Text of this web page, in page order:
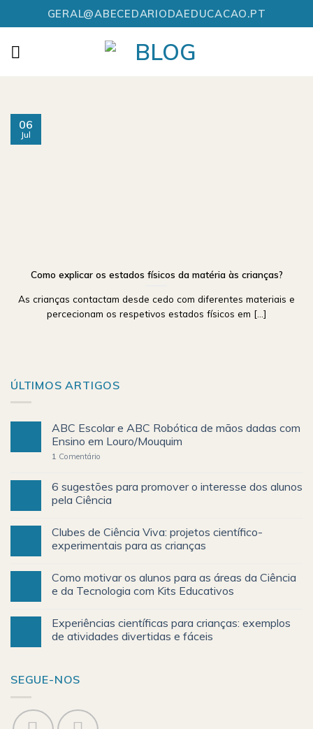
to
content
GERAL@ABECEDARIODAEDUCACAO.PT
Como explicar os estados físicos da matéria às crianças?
As crianças contactam desde cedo com diferentes materiais e
percecionam os respetivos estados físicos em [...]
06
Jul
ÚLTIMOS ARTIGOS
ABC Escolar e ABC Robótica de mãos dadas com
Ensino em Louro/Mouquim
1 Comentário
6 sugestões para promover o interesse dos alunos
pela Ciência
Clubes de Ciência Viva: projetos científico-
experimentais para as crianças
Como motivar os alunos para as áreas da Ciência
e da Tecnologia com Kits Educativos
Experiências científicas para crianças: exemplos
de atividades divertidas e fáceis
SEGUE-NOS